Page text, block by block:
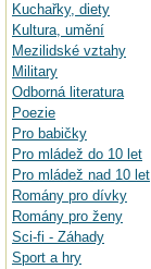
Kuchařky, diety
Kultura, umění
Mezilidské vztahy
Military
Odborná literatura
Poezie
Pro babičky
Pro mládež do 10 let
Pro mládež nad 10 let
Romány pro dívky
Romány pro ženy
Sci-fi - Záhady
Sport a hry